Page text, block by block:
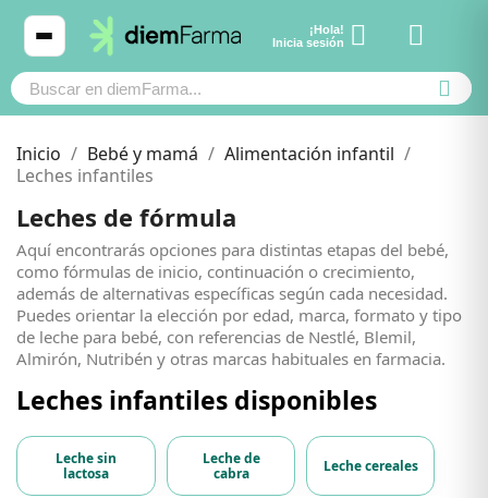
Cosmética
Bebé y mamá
Cabello
Productos naturales y dietética
Mascotas
¡Hola!
Inicia sesión
Ver carrito
Cosmética
Bebé y mamá
Cabello
Productos naturales y dietética
Mascotas
Inicio Bebé y mamá
Alimentación infantil
Leches infantiles
Leches de fórmula
Aquí encontrarás opciones para distintas etapas del bebé,
como fórmulas de inicio, continuación o crecimiento,
además de alternativas específicas según cada necesidad.
Puedes orientar la elección por edad, marca, formato y tipo
de leche para bebé, con referencias de Nestlé, Blemil,
Almirón, Nutribén y otras marcas habituales en farmacia.
Leches infantiles disponibles
Subcategorías
Leche sin
lactosa
Leche de
cabra
Leche cereales